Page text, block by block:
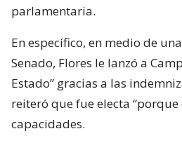
parlamentaria.
En específico, en medio de
Senado, Flores le lanzó a
Estado” gracias a las
reiteró que fue electa “porque
capacidades.